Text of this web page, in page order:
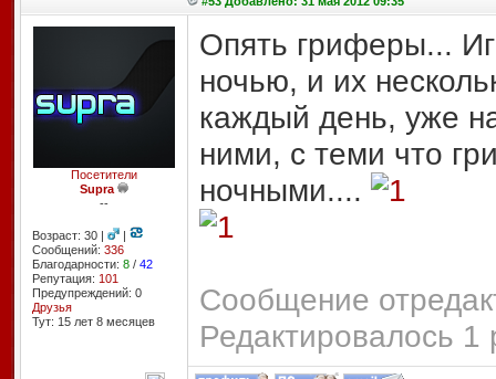
Посетители
Supra
--
Возраст: 30 |
|
Сообщений: 336
Благодарности: 8/ 42
Репутация: 101
Предупреждений: 0
Друзья
Тут: 15 лет 8 месяцев
Опять гриферы...
ночью, и их
каждый день, уже
ними, с теми что
ночными....
Сообщение
Редактировалось 1